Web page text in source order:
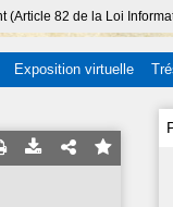
82 de la Loi
Exposition virtuelle